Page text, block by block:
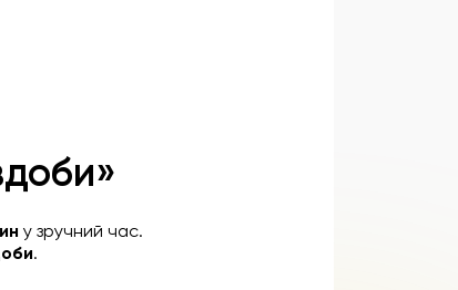
у зручний час.
.